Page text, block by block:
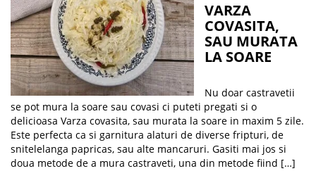
VARZA
COVASITA,
SAU MURATA
LA SOARE
Nu doar castravetii
se pot mura la soare sau covasi ci puteti pregati si o
delicioasa Varza covasita, sau murata la soare in maxim 5 zile.
Este perfecta ca si garnitura alaturi de diverse fripturi, de
snitelelanga papricas, sau alte mancaruri. Gasiti mai jos si
doua metode de a mura castraveti, una din metode fiind […]